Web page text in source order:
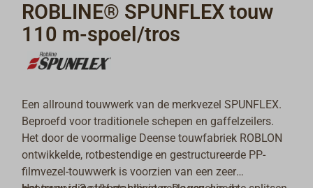
ROBLINE® SPUNFLEX touw
110 m-spoel/tros
Een allround touwwerk van de merkvezel SPUNFLEX.
Beproefd voor traditionele schepen en gaffelzeilers.
Het door de voormalige Deense touwfabriek ROBLON
ontwikkelde, rotbestendige en gestructureerde PP-
filmvezel-touwwerk is voorzien van een zeer